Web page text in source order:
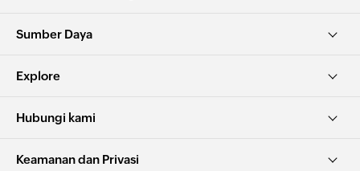
Sumber Daya
Explore
Hubungi kami
Keamanan dan Privasi